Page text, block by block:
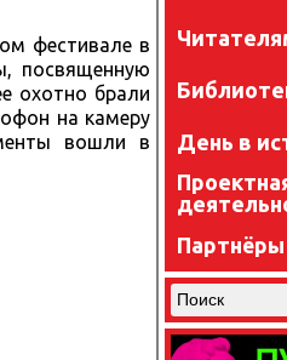
фестивале в
посвященную
охотно брали
на камеру
вошли в
День в
Партнёры